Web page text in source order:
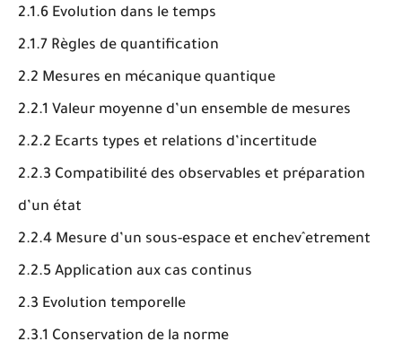
2.1.6 Evolution dans le temps
2.1.7 Règles de quantification
2.2 Mesures en mécanique quantique
2.2.1 Valeur moyenne d’un ensemble de mesures
2.2.2 Ecarts types et relations d’incertitude
2.2.3 Compatibilité des observables et préparation
d’un état
2.2.4 Mesure d’un sous-espace et enchevˆetrement
2.2.5 Application aux cas continus
2.3 Evolution temporelle
2.3.1 Conservation de la norme